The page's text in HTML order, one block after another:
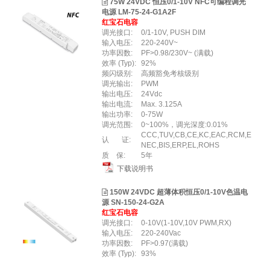
75W 24VDC 恒压0/1-10V NFC可编程调光
电源 LM-75-24-G1A2F
红宝石电容
调光接口:
0/1-10V, PUSH DIM
输入电压:
220-240V~
功率因数:
PF>0.98/230V~ (满载)
效率 (Typ): 92%
频闪级别:
高频豁免考核级别
调光输出:
PWM
输出电压:
24Vdc
输出电流:
Max. 3.125A
输出功率:
0-75W
调光范围:
0~100%，调光深度:0.01%
认 证:
CCC,TUV,CB,CE,KC,EAC,RCM,E
NEC,BIS,ERP,EL,ROHS
质 保:
5年
下载说明书
150W 24VDC 超薄体积恒压0/1-10V色温电
源 SN-150-24-G2A
红宝石电容
调光接口:
0-10V(1-10V,10V PWM,RX)
输入电压:
220-240Vac
功率因数:
PF>0.97(满载)
效率 (Typ): 93%